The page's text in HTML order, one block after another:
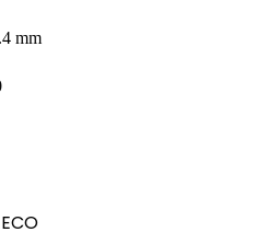
mm